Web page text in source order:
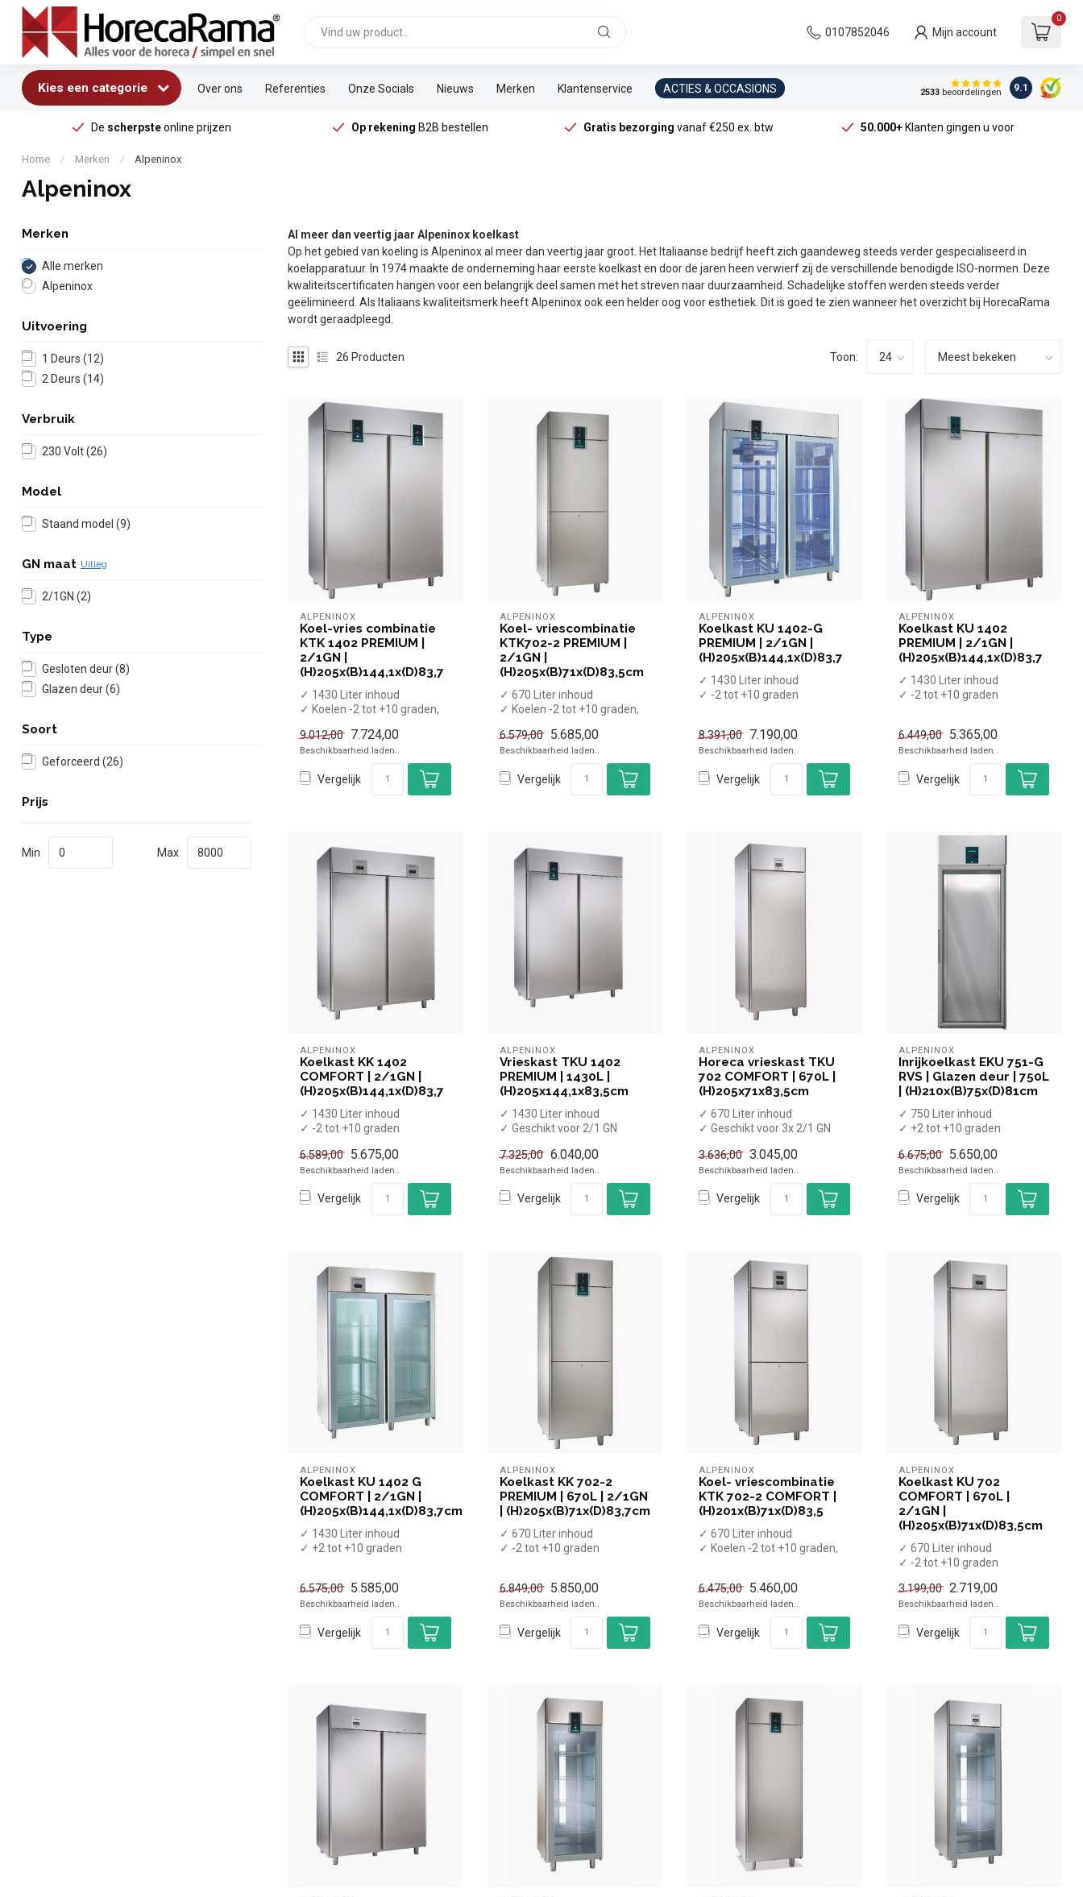
0107852046 Mijn account
0
Kies een categorie Over ons Referenties Onze Socials Nieuws Merken Klantenservice ACTIES & OCCASIONS 2533beoordelingen 9.1
De scherpsteonline prijzen Op rekening B2B bestellen Gratis bezorging vanaf €250 ex. btw 50.000+Klanten gingen u voor
Home / Merken / Alpeninox
Alpeninox
Merken
Alle merken
Alpeninox
Uitvoering
1 Deurs (12)
2 Deurs (14)
Verbruik
230 Volt(26)
Model
Staand model (9)
GN maat Uitleg
2/1GN (2)
Type
Gesloten deur(8)
Glazen deur(6)
Soort
Geforceerd (26)
Prijs
Min Max
Al meer dan veertig jaar Alpeninox koelkast
Op het gebied van koeling is Alpeninox al meer dan veertig jaar groot. Het Italiaanse bedrijf heeft zich gaandeweg steeds verder gespecialiseerd in
koelapparatuur. In 1974 maakte de onderneming haar eerste koelkast en door de jaren heen verwierf zij de verschillende benodigde ISO-normen. Deze
kwaliteitscertificaten hangen voor een belangrijk deel samen met het streven naar duurzaamheid. Schadelijke stoffen werden steeds verder
geëlimineerd. Als Italiaans kwaliteitsmerk heeft Alpeninox ook een helder oog voor esthetiek. Dit is goed te zien wanneer het overzicht bij HorecaRama
wordt geraadpleegd.
26 Producten Toon:
ALPENINOX
Koel-vries combinatie
KTK 1402 PREMIUM |
2/1GN |
(H)205x(B)144,1x(D)83,7
✓ 1430 Liter inhoud
✓ Koelen -2 tot +10 graden,
✓ G...
9.012,00 7.724,00
Beschikbaarheid laden..
Vergelijk
ALPENINOX
Koel- vriescombinatie
KTK702-2 PREMIUM |
2/1GN |
(H)205x(B)71x(D)83,5cm
✓ 670 Liter inhoud
✓ Koelen -2 tot +10 graden,
✓ Ge...
6.579,00 5.685,00
Beschikbaarheid laden..
Vergelijk
ALPENINOX
Koelkast KU 1402-G
PREMIUM | 2/1GN |
(H)205x(B)144,1x(D)83,7
✓ 1430 Liter inhoud
✓ -2 tot +10 graden
8.391,00 7.190,00
Beschikbaarheid laden..
Vergelijk
ALPENINOX
Koelkast KU 1402
PREMIUM | 2/1GN |
(H)205x(B)144,1x(D)83,7
✓ 1430 Liter inhoud
✓ -2 tot +10 graden
6.449,00 5.365,00
Beschikbaarheid laden..
Vergelijk
ALPENINOX
Koelkast KK 1402
COMFORT | 2/1GN |
(H)205x(B)144,1x(D)83,7
✓ 1430 Liter inhoud
✓ -2 tot +10 graden
✓ Breedte 144,1 cm, diep...
6.589,00 5.675,00
Beschikbaarheid laden..
Vergelijk
ALPENINOX
Vrieskast TKU 1402
PREMIUM | 1430L |
(H)205x144,1x83,5cm
✓ 1430 Liter inhoud
✓ Geschikt voor 2/1 GN
✓ -22 tot -15 graden
✓ Ge...
7.325,00 6.040,00
Beschikbaarheid laden..
Vergelijk
ALPENINOX
Horeca vrieskast TKU
702 COMFORT | 670L |
(H)205x71x83,5cm
✓ 670 Liter inhoud
✓ Geschikt voor 3x 2/1 GN
✓ -22 tot -15 graden
✓ ...
3.636,00 3.045,00
Beschikbaarheid laden..
Vergelijk
ALPENINOX
Inrijkoelkast EKU 751-G
RVS | Glazen deur | 750L
| (H)210x(B)75x(D)81cm
✓ 750 Liter inhoud
✓ +2 tot +10 graden
✓ Breedte 75 cm, diepte 8...
6.675,00 5.650,00
Beschikbaarheid laden..
Vergelijk
ALPENINOX
Koelkast KU 1402 G
COMFORT | 2/1GN |
(H)205x(B)144,1x(D)83,7cm
✓ 1430 Liter inhoud
✓ +2 tot +10 graden
6.575,00 5.585,00
Beschikbaarheid laden..
Vergelijk
ALPENINOX
Koelkast KK 702-2
PREMIUM | 670L | 2/1GN
| (H)205x(B)71x(D)83,7cm
✓ 670 Liter inhoud
✓ -2 tot +10 graden
6.849,00 5.850,00
Beschikbaarheid laden..
Vergelijk
ALPENINOX
Koel- vriescombinatie
KTK 702-2 COMFORT |
(H)201x(B)71x(D)83,5
✓ 670 Liter inhoud
✓ Koelen -2 tot +10 graden,
6.475,00 5.460,00
Beschikbaarheid laden..
Vergelijk
ALPENINOX
Koelkast KU 702
COMFORT | 670L |
2/1GN |
(H)205x(B)71x(D)83,5cm
✓ 670 Liter inhoud
✓ -2 tot +10 graden
✓ Breedte 71 cm, diepte 8...
3.199,00 2.719,00
Beschikbaarheid laden..
Vergelijk